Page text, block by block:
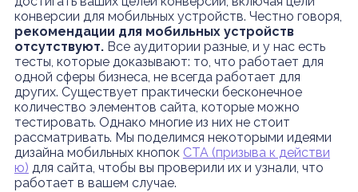
конверсии для мобильных устройств. Честно говоря,
рекомендации для мобильных устройств
отсутствуют.Все аудитории разные, и у нас есть
тесты, которые доказывают: то, что работает для
одной сферы бизнеса, не всегда работает для
других. Существует практически бесконечное
количество элементов сайта, которые можно
тестировать. Однако многие из них не стоит
рассматривать. Мы поделимся некоторыми идеями
дизайна мобильных кнопок CTA (призыва к действи
ю) для сайта, чтобы вы проверили их и узнали, что
работает в вашем случае.